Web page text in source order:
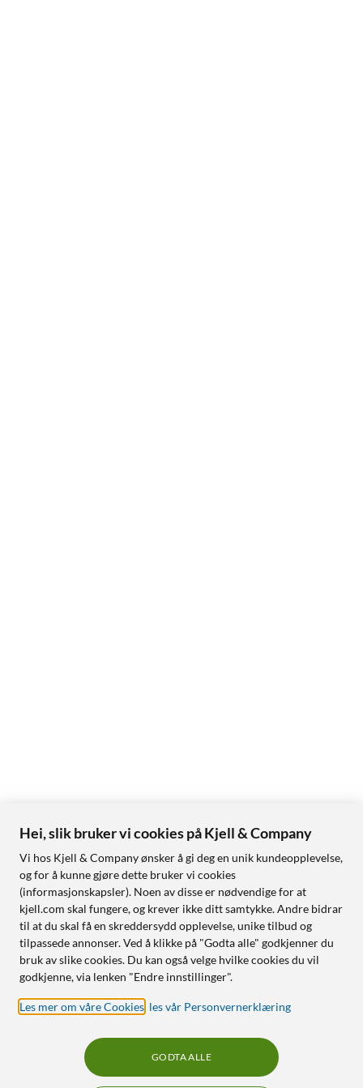
Hei, slik bruker vi cookies på Kjell & Company
Vi hos Kjell & Company ønsker å gi deg en unik kundeopplevelse,
og for å kunne gjøre dette bruker vi cookies
(informasjonskapsler). Noen av disse er nødvendige for at
kjell.com skal fungere, og krever ikke ditt samtykke. Andre bidrar
til at du skal få en skreddersydd opplevelse, unike tilbud og
tilpassede annonser. Ved å klikke på "Godta alle" godkjenner du
bruk av slike cookies. Du kan også velge hvilke cookies du vil
godkjenne, via lenken "Endre innstillinger".
Les mer om våre Cookies les vår Personvernerklæring
GODTA ALLE